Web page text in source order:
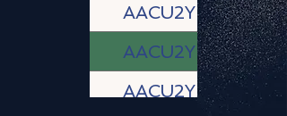
AACU2Y-0190-
AACU2Y-0189-
AACU2Y-0185-